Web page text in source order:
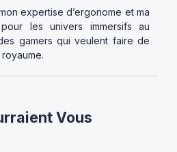
expertise d’ergonome et ma
les univers immersifs au
gamers qui veulent faire de
Vous